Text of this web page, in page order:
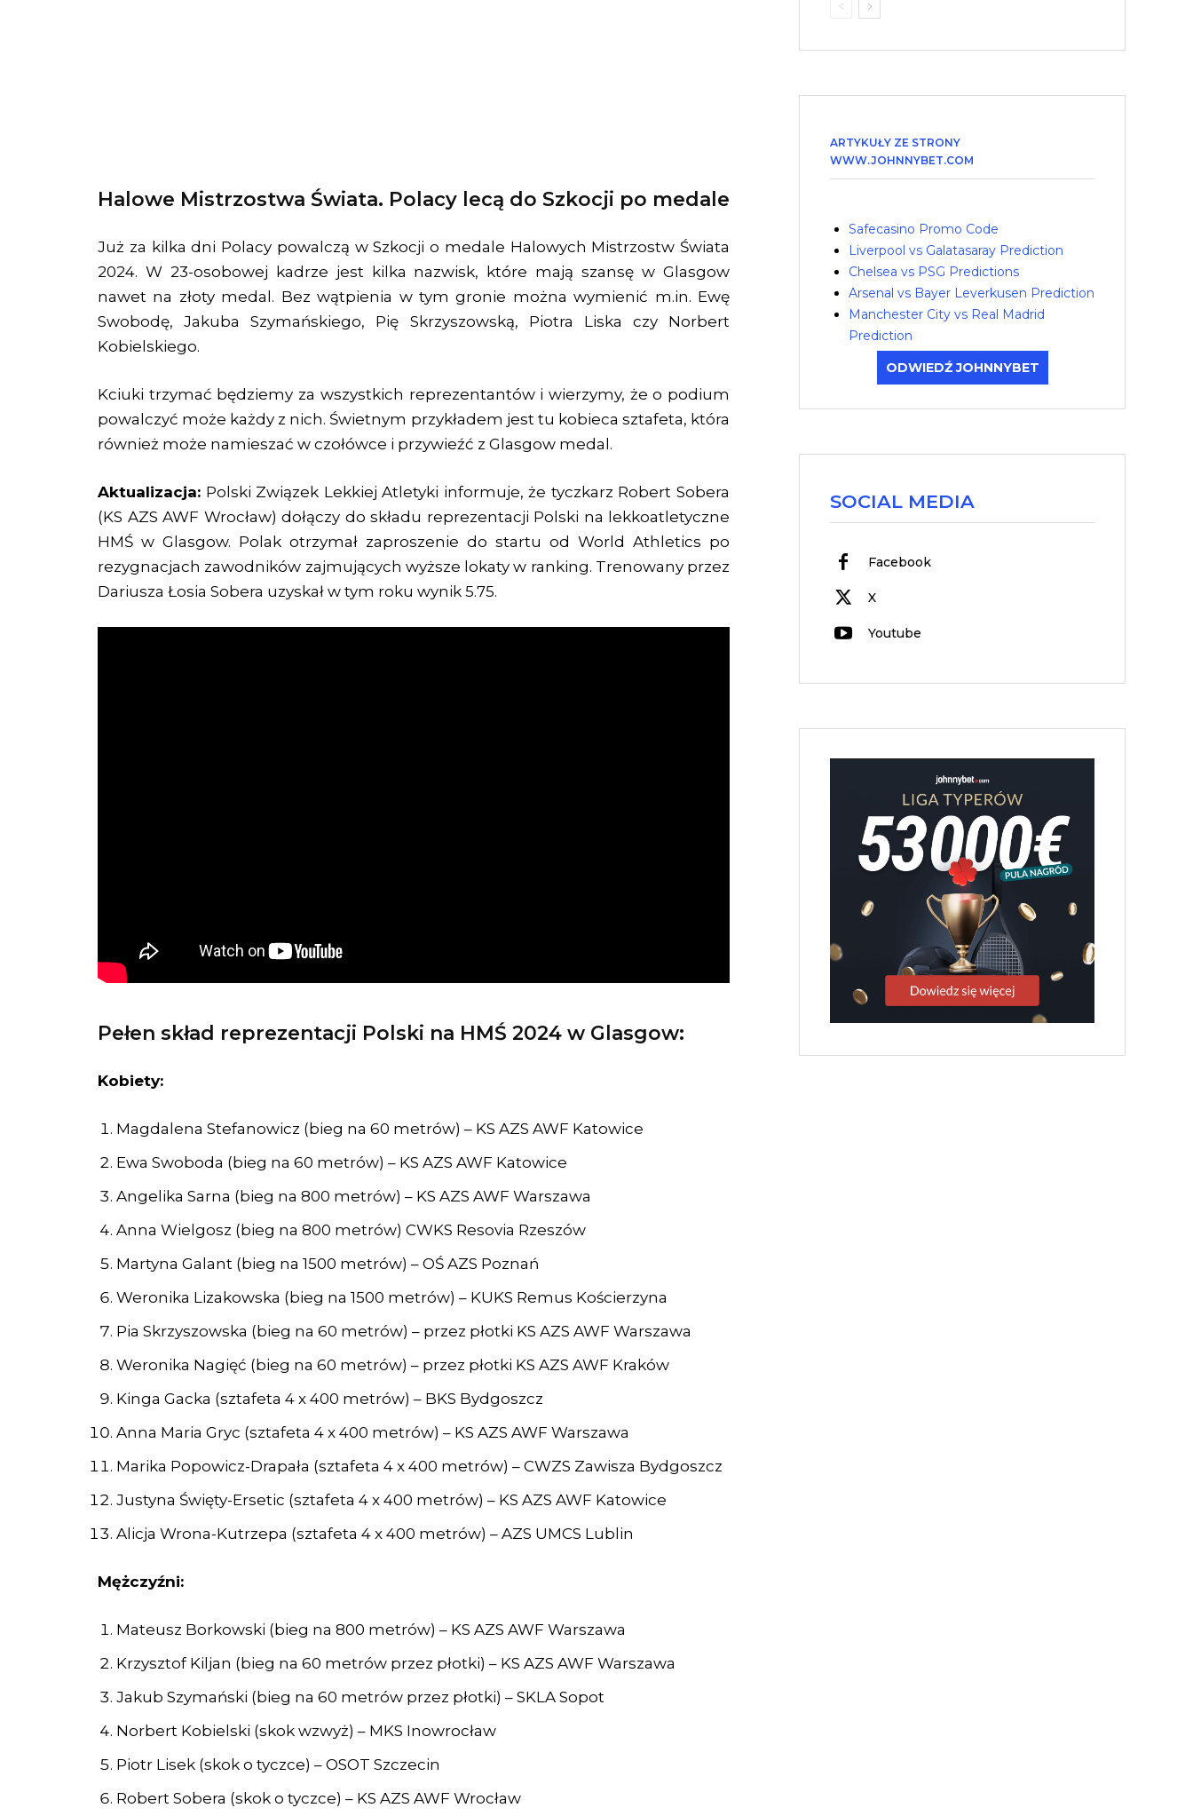
Halowe Mistrzostwa Świata. Polacy lecą do Szkocji po medale
Już za kilka dni Polacy powalczą w Szkocji o medale Halowych Mistrzostw Świata
2024. W 23-osobowej kadrze jest kilka nazwisk, które mają szansę w Glasgow
nawet na złoty medal. Bez wątpienia w tym gronie można wymienić m.in. Ewę
Swobodę, Jakuba Szymańskiego, Pię Skrzyszowską, Piotra Liska czy Norbert
Kobielskiego.
Kciuki trzymać będziemy za wszystkich reprezentantów i wierzymy, że o podium
powalczyć może każdy z nich. Świetnym przykładem jest tu kobieca sztafeta, która
również może namieszać w czołówce i przywieźć z Glasgow medal.
Aktualizacja: Polski Związek Lekkiej Atletyki informuje, że tyczkarz Robert Sobera
(KS AZS AWF Wrocław) dołączy do składu reprezentacji Polski na lekkoatletyczne
HMŚ w Glasgow. Polak otrzymał zaproszenie do startu od World Athletics po
rezygnacjach zawodników zajmujących wyższe lokaty w ranking. Trenowany przez
Dariusza Łosia Sobera uzyskał w tym roku wynik 5.75.
Pełen skład reprezentacji Polski na HMŚ 2024 w Glasgow:
Kobiety:
Magdalena Stefanowicz (bieg na 60 metrów) – KS AZS AWF Katowice
Ewa Swoboda (bieg na 60 metrów) – KS AZS AWF Katowice
Angelika Sarna (bieg na 800 metrów) – KS AZS AWF Warszawa
Anna Wielgosz (bieg na 800 metrów) CWKS Resovia Rzeszów
Martyna Galant (bieg na 1500 metrów) – OŚ AZS Poznań
Weronika Lizakowska (bieg na 1500 metrów) – KUKS Remus Kościerzyna
Pia Skrzyszowska (bieg na 60 metrów) – przez płotki KS AZS AWF Warszawa
Weronika Nagięć (bieg na 60 metrów) – przez płotki KS AZS AWF Kraków
Kinga Gacka (sztafeta 4 x 400 metrów) – BKS Bydgoszcz
Anna Maria Gryc (sztafeta 4 x 400 metrów) – KS AZS AWF Warszawa
Marika Popowicz-Drapała (sztafeta 4 x 400 metrów) – CWZS Zawisza Bydgoszcz
Justyna Święty-Ersetic (sztafeta 4 x 400 metrów) – KS AZS AWF Katowice
Alicja Wrona-Kutrzepa (sztafeta 4 x 400 metrów) – AZS UMCS Lublin
Mężczyźni:
Mateusz Borkowski (bieg na 800 metrów) – KS AZS AWF Warszawa
Krzysztof Kiljan (bieg na 60 metrów przez płotki) – KS AZS AWF Warszawa
Jakub Szymański (bieg na 60 metrów przez płotki) – SKLA Sopot
Norbert Kobielski (skok wzwyż) – MKS Inowrocław
Piotr Lisek (skok o tyczce) – OSOT Szczecin
Robert Sobera (skok o tyczce) – KS AZS AWF Wrocław
ARTYKUŁY ZE STRONY
WWW.JOHNNYBET.COM
Safecasino Promo Code
Liverpool vs Galatasaray Prediction
Chelsea vs PSG Predictions
Arsenal vs Bayer Leverkusen Prediction
Manchester City vs Real Madrid
Prediction
ODWIEDŹ JOHNNYBET
SOCIAL MEDIA
Facebook
X
Youtube